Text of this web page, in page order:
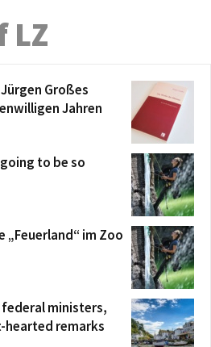
LZ
Großes
Jahren
going to be so
„Feuerland“ im Zoo
federal ministers,
hearted remarks